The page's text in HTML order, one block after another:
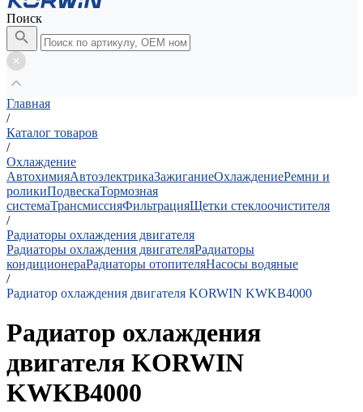
Поиск
Главная
/
Каталог товаров
/
Охлаждение
АвтохимияАвтоэлектрикаЗажиганиеОхлаждениеРемни и
роликиПодвескаТормозная
системаТрансмиссияФильтрацияЩетки стеклоочистителя
/
Радиаторы охлаждения двигателя
Радиаторы охлаждения двигателяРадиаторы
кондиционераРадиаторы отопителяНасосы водяные
/
Радиатор охлаждения двигателя KORWIN KWKB4000
Радиатор охлаждения
двигателя KORWIN
KWKB4000